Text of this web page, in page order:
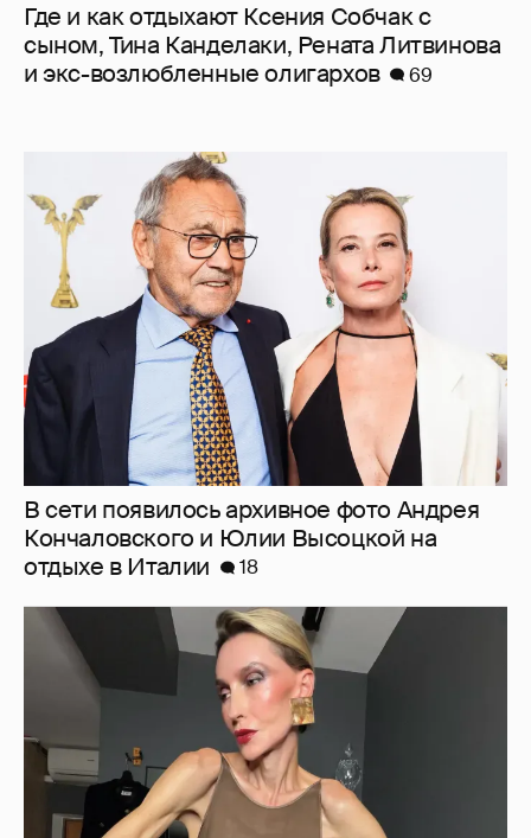
Где и как отдыхают Ксения Собчак с
сыном, Тина Канделаки, Рената Литвинова
и экс-возлюбленные олигархов
69
В сети появилось архивное фото Андрея
Кончаловского и Юлии Высоцкой на
отдыхе в Италии
18